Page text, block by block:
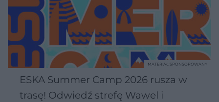
ESKA Summer Camp 2026 rusza w
trasę! Odwiedź strefę Wawel i
MATERIAŁ SPONSOROWANY